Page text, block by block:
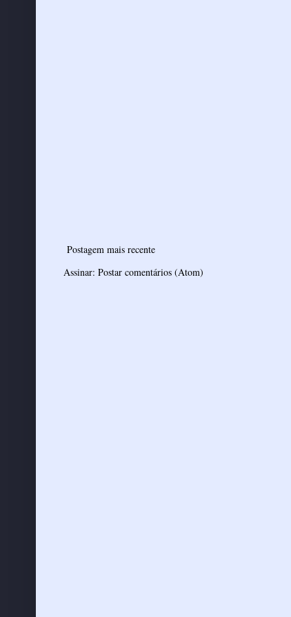
Postagem mais recente
Assinar: Postar comentários (Atom)